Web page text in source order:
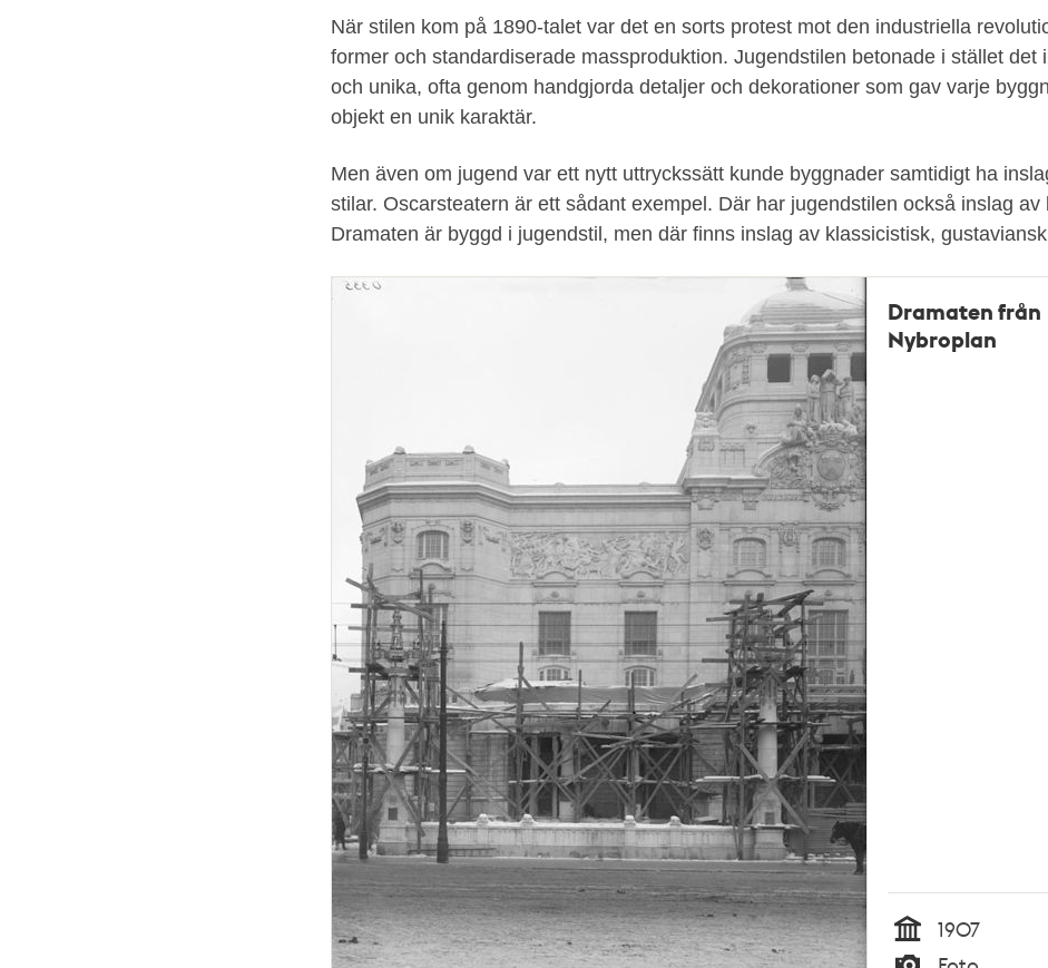
När stilen kom på 1890-talet var det en sorts protest mot den industriella
former och standardiserade massproduktion. Jugendstilen betonade i stället det
och unika, ofta genom handgjorda detaljer och dekorationer som gav varje
objekt en unik karaktär.
Men även om jugend var ett nytt uttryckssätt kunde byggnader samtidigt ha
stilar. Oscarsteatern är ett sådant exempel. Där har jugendstilen också inslag av
Dramaten är byggd i jugendstil, men där finns inslag av klassicistisk,
Dramaten från
Nybroplan
Tid
1907